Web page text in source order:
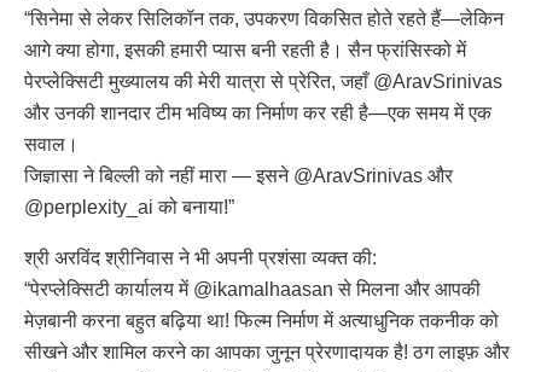
“सिनेमा से लेकर सिलिकॉन तक, उपकरण विकसित होते रहते हैं—लेकिन
आगे क्या होगा, इसकी हमारी प्यास बनी रहती है। सैन फ्रांसिस्को में
पेरप्लेक्सिटी मुख्यालय की मेरी यात्रा से प्रेरित, जहाँ @AravSrinivas
और उनकी शानदार टीम भविष्य का निर्माण कर रही है—एक समय में एक
सवाल।
जिज्ञासा ने बिल्ली को नहीं मारा — इसने @AravSrinivas और
@perplexity_ai को बनाया!”
श्री अरविंद श्रीनिवास ने भी अपनी प्रशंसा व्यक्त की:
“पेरप्लेक्सिटी कार्यालय में @ikamalhaasan से मिलना और आपकी
मेज़बानी करना बहुत बढ़िया था! फिल्म निर्माण में अत्याधुनिक तकनीक को
सीखने और शामिल करने का आपका जुनून प्रेरणादायक है! ठग लाइफ़ और